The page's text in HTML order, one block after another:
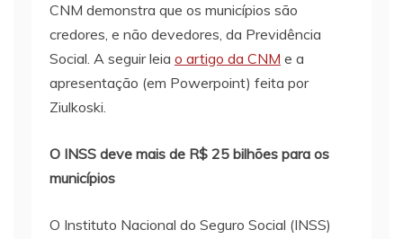
CNM demonstra que os municípios são
credores, e não devedores, da Previdência
Social. A seguir leia o artigo da CNM e a
apresentação (em Powerpoint) feita por
Ziulkoski.
O INSS deve mais de R$ 25 bilhões para os
municípios
O Instituto Nacional do Seguro Social (INSS)